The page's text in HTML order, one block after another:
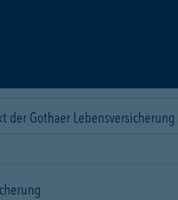
der Gothaer Lebensversicherung